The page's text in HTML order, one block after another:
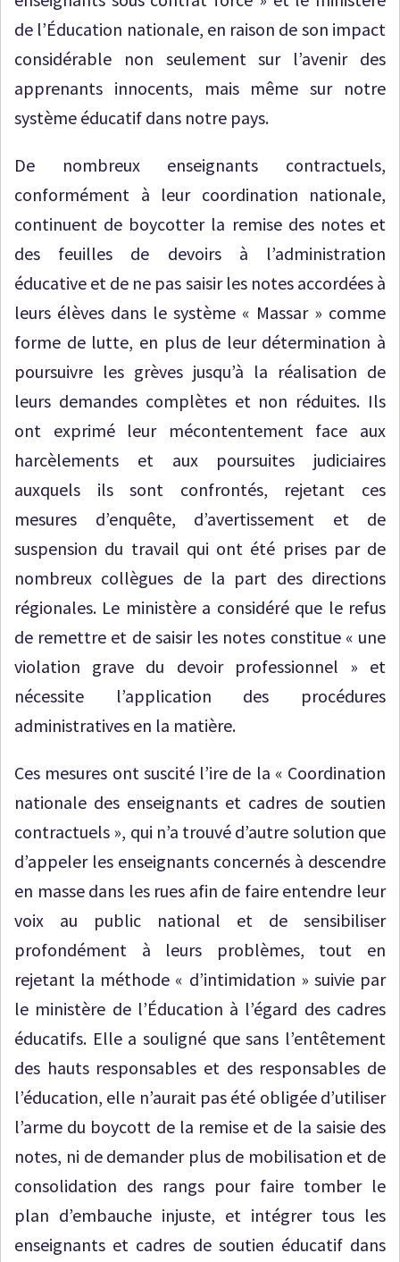
de l’Éducation nationale, en raison de son impact
considérable non seulement sur l’avenir des
apprenants innocents, mais même sur notre
système éducatif dans notre pays.
De nombreux enseignants contractuels,
conformément à leur coordination nationale,
continuent de boycotter la remise des notes et
des feuilles de devoirs à l’administration
éducative et de ne pas saisir les notes accordées à
leurs élèves dans le système « Massar » comme
forme de lutte, en plus de leur détermination à
poursuivre les grèves jusqu’à la réalisation de
leurs demandes complètes et non réduites. Ils
ont exprimé leur mécontentement face aux
harcèlements et aux poursuites judiciaires
auxquels ils sont confrontés, rejetant ces
mesures d’enquête, d’avertissement et de
suspension du travail qui ont été prises par de
nombreux collègues de la part des directions
régionales. Le ministère a considéré que le refus
de remettre et de saisir les notes constitue « une
violation grave du devoir professionnel » et
nécessite l’application des procédures
administratives en la matière.
Ces mesures ont suscité l’ire de la « Coordination
nationale des enseignants et cadres de soutien
contractuels », qui n’a trouvé d’autre solution que
d’appeler les enseignants concernés à descendre
en masse dans les rues afin de faire entendre leur
voix au public national et de sensibiliser
profondément à leurs problèmes, tout en
rejetant la méthode « d’intimidation » suivie par
le ministère de l’Éducation à l’égard des cadres
éducatifs. Elle a souligné que sans l’entêtement
des hauts responsables et des responsables de
l’éducation, elle n’aurait pas été obligée d’utiliser
l’arme du boycott de la remise et de la saisie des
notes, ni de demander plus de mobilisation et de
consolidation des rangs pour faire tomber le
plan d’embauche injuste, et intégrer tous les
enseignants et cadres de soutien éducatif dans